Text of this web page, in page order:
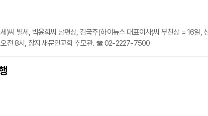
씨 별세, 박윤희씨 남편상, 김국주(하이뉴스 대표이사)씨 부친상 = 16일,
오전 8시, 장지 새문안교회 추모관. ☎ 02-2227-7500